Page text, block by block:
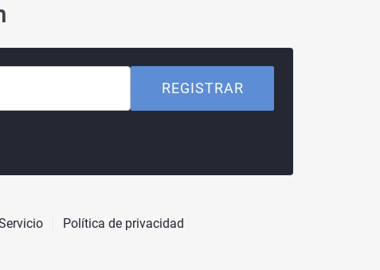
REGISTRAR
Política de privacidad